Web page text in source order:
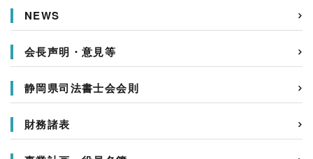
NEWS
会長声明・意見等
静岡県司法書士会会則
財務諸表